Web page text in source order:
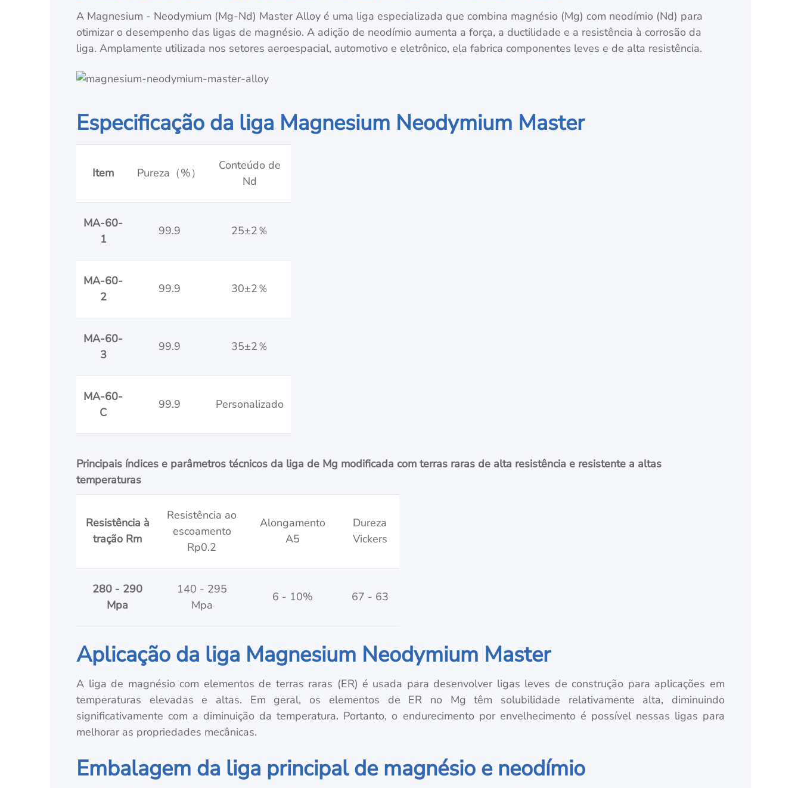
A Magnesium - Neodymium (Mg-Nd) Master Alloy é uma liga especializada que combina magnésio (Mg) com neodímio (Nd) para
otimizar o desempenho das ligas de magnésio. A adição de neodímio aumenta a força, a ductilidade e a resistência à corrosão da
liga. Amplamente utilizada nos setores aeroespacial, automotivo e eletrônico, ela fabrica componentes leves e de alta resistência.
Especificação da liga Magnesium Neodymium Master
Item Pureza（%）
Conteúdo de
Nd
MA-60-
1
99.9 25±2％
MA-60-
2
99.9 30±2％
MA-60-
3
99.9 35±2％
MA-60-
C
99.9 Personalizado
Principais índices e parâmetros técnicos da liga de Mg modificada com terras raras de alta resistência e resistente a altas
temperaturas
Resistência à
tração Rm
Resistência ao
escoamento
Rp0.2
Alongamento
A5
Dureza
Vickers
280 - 290
Mpa
140 - 295
Mpa
6 - 10% 67 - 63
Aplicação da liga Magnesium Neodymium Master
A liga de magnésio com elementos de terras raras (ER) é usada para desenvolver ligas leves de construção para aplicações em
temperaturas elevadas e altas. Em geral, os elementos de ER no Mg têm solubilidade relativamente alta, diminuindo
significativamente com a diminuição da temperatura. Portanto, o endurecimento por envelhecimento é possível nessas ligas para
melhorar as propriedades mecânicas.
Embalagem da liga principal de magnésio e neodímio